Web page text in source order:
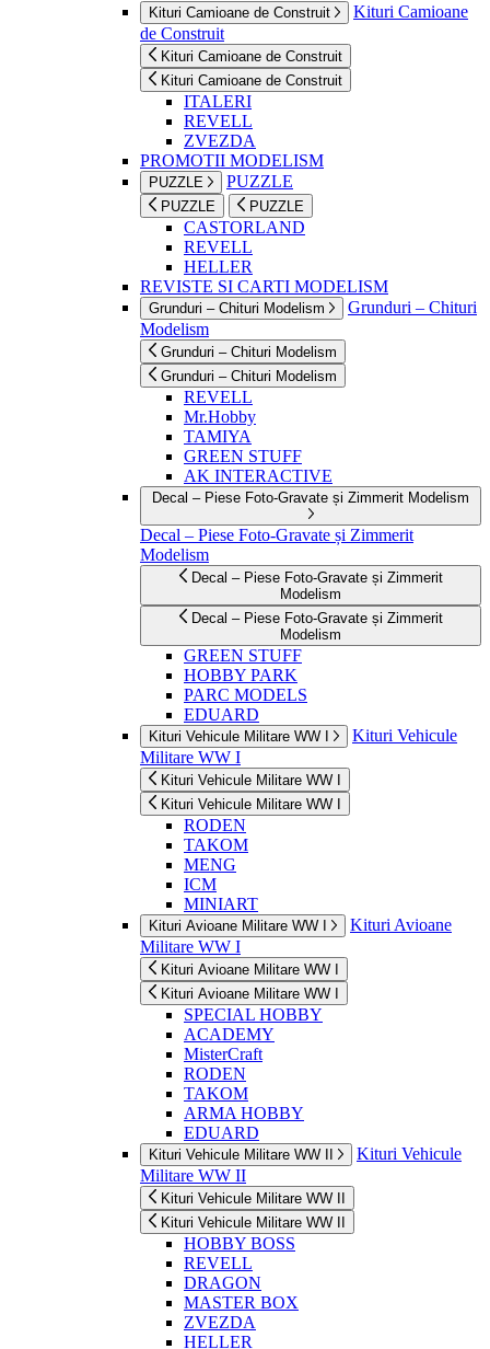
Kituri Camioane de Construit
Kituri Camioane
de Construit
Kituri Camioane de Construit
Kituri Camioane de Construit
ITALERI
REVELL
ZVEZDA
PROMOTII MODELISM
PUZZLE PUZZLE
PUZZLE PUZZLE
CASTORLAND
REVELL
HELLER
REVISTE SI CARTI MODELISM
Grunduri – Chituri Modelism
Grunduri – Chituri
Modelism
Grunduri – Chituri Modelism
Grunduri – Chituri Modelism
REVELL
Mr.Hobby
TAMIYA
GREEN STUFF
AK INTERACTIVE
Decal – Piese Foto-Gravate și Zimmerit Modelism
Decal – Piese Foto-Gravate și Zimmerit
Modelism
Decal – Piese Foto-Gravate și Zimmerit
Modelism
Decal – Piese Foto-Gravate și Zimmerit
Modelism
GREEN STUFF
HOBBY PARK
PARC MODELS
EDUARD
Kituri Vehicule Militare WW I
Kituri Vehicule
Militare WW I
Kituri Vehicule Militare WW I
Kituri Vehicule Militare WW I
RODEN
TAKOM
MENG
ICM
MINIART
Kituri Avioane Militare WW I
Kituri Avioane
Militare WW I
Kituri Avioane Militare WW I
Kituri Avioane Militare WW I
SPECIAL HOBBY
ACADEMY
MisterCraft
RODEN
TAKOM
ARMA HOBBY
EDUARD
Kituri Vehicule Militare WW II
Kituri Vehicule
Militare WW II
Kituri Vehicule Militare WW II
Kituri Vehicule Militare WW II
HOBBY BOSS
REVELL
DRAGON
MASTER BOX
ZVEZDA
HELLER